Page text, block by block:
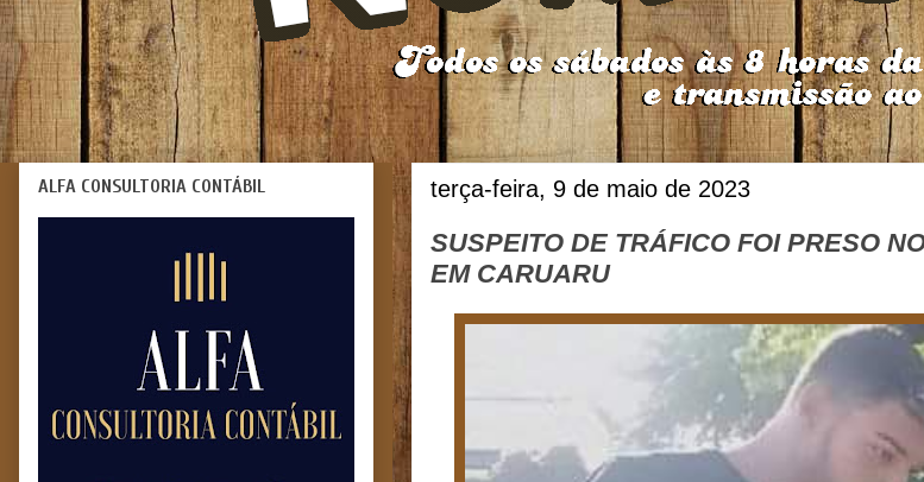
terça-feira, 9 de maio de 2023
SUSPEITO DE TRÁFICO FOI PRESO
EM CARUARU
ALFA CONSULTORIA CONTÁBIL